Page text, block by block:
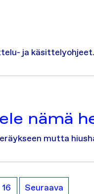
ja
nämä
mutta
16 Seuraava